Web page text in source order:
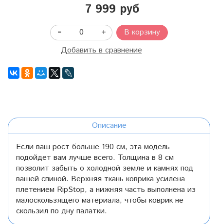
7 999 руб
В корзину
Добавить в сравнение
Описание
Если ваш рост больше 190 см, эта модель
подойдет вам лучше всего. Толщина в 8 см
позволит забыть о холодной земле и камнях под
вашей спиной. Верхняя ткань коврика усилена
плетением RipStop, а нижняя часть выполнена из
малоскользящего материала, чтобы коврик не
скользил по дну палатки.